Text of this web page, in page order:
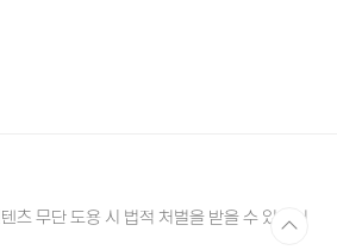
츠 무단 도용 시 법적 처벌을 받을 수 있습니